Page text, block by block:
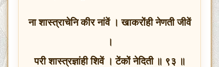
ना शास्त्राचेनि कीर नांवें । खाकरोंही नेणती जीवें
।
परी शास्त्रज्ञांही शिवें । टेंकों नेदिती ॥ ९३ ॥